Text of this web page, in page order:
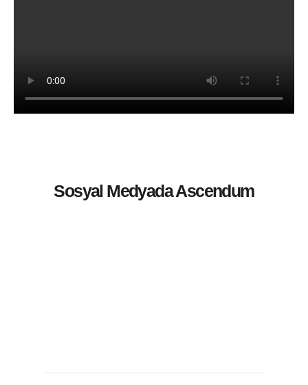
Sosyal Medyada Ascendum